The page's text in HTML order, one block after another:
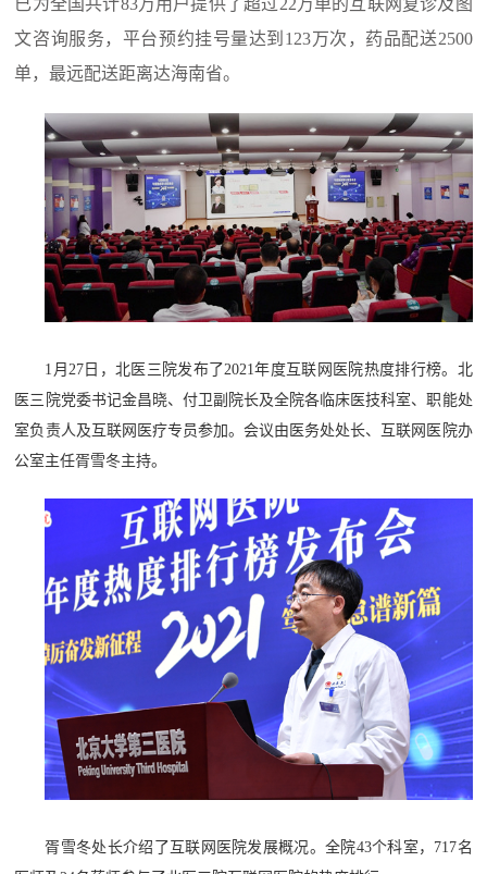
已为全国共计83万用户提供了超过22万单的互联网复诊及图
文咨询服务，平台预约挂号量达到123万次，药品配送2500
单，最远配送距离达海南省。
1月27日，北医三院发布了2021年度互联网医院热度排行榜。北
医三院党委书记金昌晓、付卫副院长及全院各临床医技科室、职能处
室负责人及互联网医疗专员参加。会议由医务处处长、互联网医院办
公室主任胥雪冬主持。
胥雪冬处长介绍了互联网医院发展概况。全院43个科室，717名